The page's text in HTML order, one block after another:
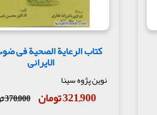
کتاب الرعایة الصحیة فی
الایرانی
نوین پژوه سینا
321,900 تومان 370,000 تومان